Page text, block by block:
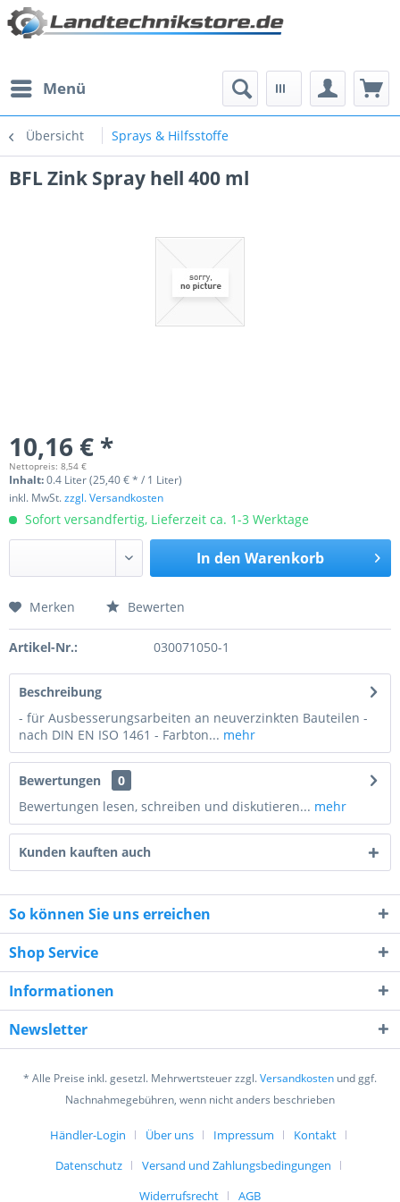
Menü
Übersicht Sprays & Hilfsstoffe
BFL Zink Spray hell 400 ml
10,16 € *
Nettopreis: 8,54 €
Inhalt:0.4 Liter (25,40 € * / 1 Liter)
inkl. MwSt.zzgl. Versandkosten
Sofort versandfertig, Lieferzeit ca. 1-3 Werktage
In den Warenkorb
Preis anfragen
8 - 8 = ?
Ich habe die Datenschutzerklärung
verstanden und stimme zu. *
Mit * gekennzeichnete Felder sind Pflichtfelder.
Senden
Merken Bewerten
Artikel-Nr.: 030071050-1
Beschreibung
- für Ausbesserungsarbeiten an neuverzinkten Bauteilen -
nach DIN EN ISO 1461 - Farbton... mehr
Bewertungen
0
Bewertungen lesen, schreiben und diskutieren... mehr
Kunden kauften auch
So können Sie uns erreichen
Shop Service
Informationen
Newsletter
* Alle Preise inkl. gesetzl. Mehrwertsteuer zzgl.Versandkosten und ggf.
Nachnahmegebühren, wenn nicht anders beschrieben
Händler-Login Über uns Impressum
Kontakt
Datenschutz
Versand und Zahlungsbedingungen
Widerrufsrecht
AGB